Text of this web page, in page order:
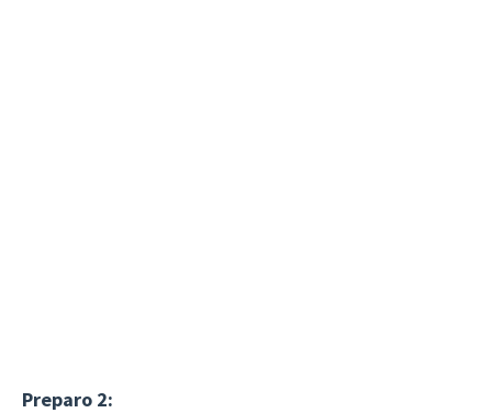
Preparo 2: